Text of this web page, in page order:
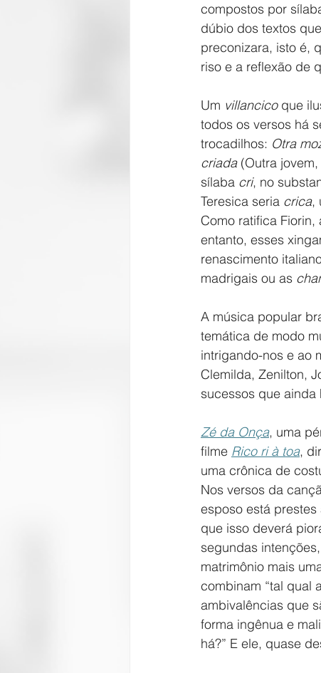
compostos por
dúbio dos textos
preconizara, isto é,
riso e a reflexão de
Um villancico que
todos os versos há
trocadilhos: Otra
criada (Outra
sílaba cri, no
Teresica seria crica,
Como ratifica Fiorin,
entanto, esses
renascimento
madrigais ou as
A música popular
temática de modo
intrigando-nos e ao
Clemilda, Zenilton,
sucessos que ainda
Zé da Onça, uma
filme Rico ri à toa,
uma crônica de
Nos versos da
esposo está
que isso deverá
segundas
matrimônio mais
combinam “tal qual
ambivalências que
forma ingênua e
há?” E ele, quase